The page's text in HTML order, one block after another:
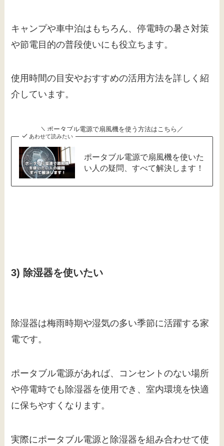
キャンプや車中泊はもちろん、停電時の暑さ対策
や節電目的の普段使いにも役立ちます。
使用時間の目安やおすすめの活用方法を詳しく紹
介しています。
＼ポータブル電源で扇風機を使う方法はこちら／
あわせて読みたい
ポータブル電源で扇風機を使いた
い人の疑問、すべて解決します！
3) 除湿器を使いたい
除湿器は梅雨時期や湿気の多い季節に活躍する家
電です。
ポータブル電源があれば、コンセントのない場所
や停電時でも除湿器を使用でき、室内環境を快適
に保ちやすくなります。
実際にポータブル電源と除湿器を組み合わせて使